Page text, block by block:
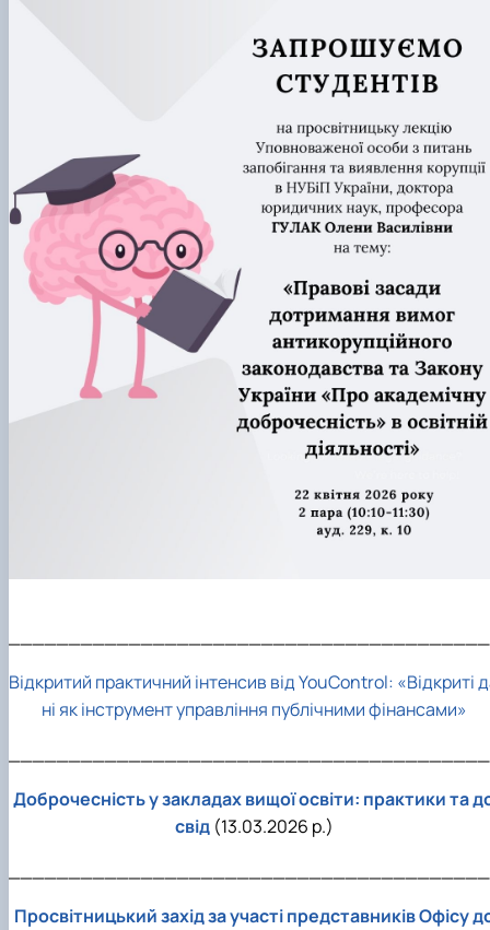
Відкритий практичний інтенсив від YouControl: «Відкриті
ні як інструмент управління публічними фінансами»
Доброчесність у закладах вищої освіти: практики та
свід(13.03.2026 р.)
Просвітницький захід за участі представників Офісу